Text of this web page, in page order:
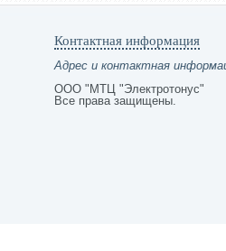
Контактная информация
Адрес и контактная
ООО "МТЦ "Электротонус"
Все права защищены.